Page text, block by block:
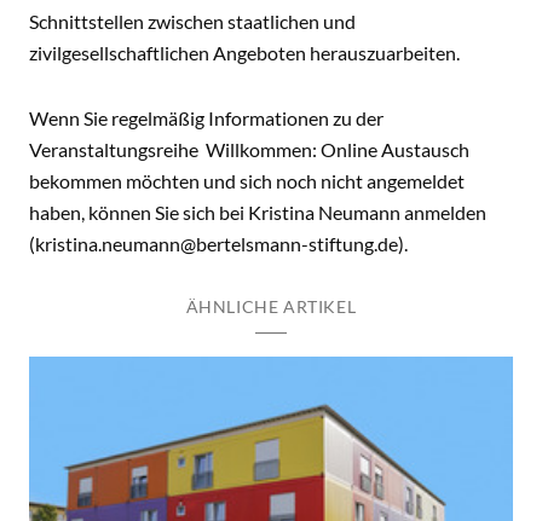
Schnittstellen zwischen staatlichen und
zivilgesellschaftlichen Angeboten herauszuarbeiten.
Wenn Sie regelmäßig Informationen zu der
Veranstaltungsreihe Willkommen: Online Austausch
bekommen möchten und sich noch nicht angemeldet
haben, können Sie sich bei Kristina Neumann anmelden
(kristina.neumann@bertelsmann-stiftung.de).
ÄHNLICHE ARTIKEL